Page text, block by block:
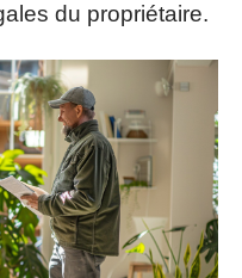
du propriétaire.